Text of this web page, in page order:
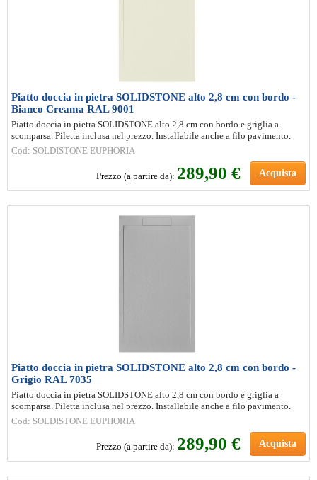
Piatto doccia in pietra SOLIDSTONE alto 2,8 cm con bordo -
Bianco Creama RAL 9001
Piatto doccia in pietra SOLIDSTONE alto 2,8 cm con bordo e griglia a
scomparsa. Piletta inclusa nel prezzo. Installabile anche a filo pavimento.
Cod: SOLDISTONE EUPHORIA
Prezzo (a partire da): 289,90 € Acquista
Piatto doccia in pietra SOLIDSTONE alto 2,8 cm con bordo -
Grigio RAL 7035
Piatto doccia in pietra SOLIDSTONE alto 2,8 cm con bordo e griglia a
scomparsa. Piletta inclusa nel prezzo. Installabile anche a filo pavimento.
Cod: SOLDISTONE EUPHORIA
Prezzo (a partire da): 289,90 € Acquista